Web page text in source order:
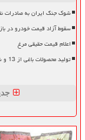
شوک جنگ ایران به صادرات
سقوط آزاد قیمت خودرو در
اعلام قیمت حقیقی مرغ
تولید محصولات باغی از 13 و شش دهم میلیون تن گذشت